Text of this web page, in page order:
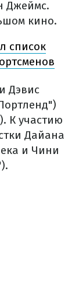
Джеймс.
кино.
список
Дэвис
К участию
Дайана
и Чини